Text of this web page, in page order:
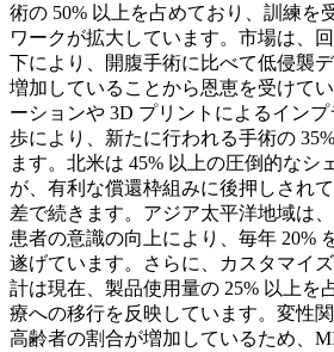
術の 50% 以上を占めており、訓練を
ワークが拡大しています。市場は、
下により、開腹手術に比べて低侵襲
増加していることから恩恵を受けて
ーションや 3D プリントによるイン
歩により、新たに行われる手術の
ます。北米は 45% 以上の圧倒的なシ
が、有利な償還枠組みに後押しされ
差で続きます。アジア太平洋地域は
患者の意識の向上により、毎年 20%
遂げています。さらに、カスタマイ
計は現在、製品使用量の 25% 以上を
療への移行を反映しています。変性
高齢者の割合が増加しているため、